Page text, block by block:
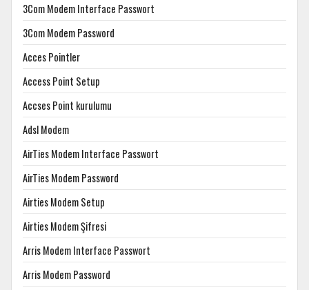
3Com Modem Interface Passwort
3Com Modem Password
Acces Pointler
Access Point Setup
Accses Point kurulumu
Adsl Modem
AirTies Modem Interface Passwort
AirTies Modem Password
Airties Modem Setup
Airties Modem Şifresi
Arris Modem Interface Passwort
Arris Modem Password